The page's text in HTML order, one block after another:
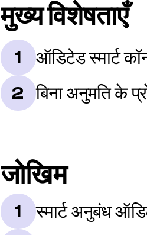
मुख्य विशेषताएँ
1 ऑडिटेड स्मार्ट
2 बिना अनुमति के
जोखिम
1 स्मार्ट अनुबंध